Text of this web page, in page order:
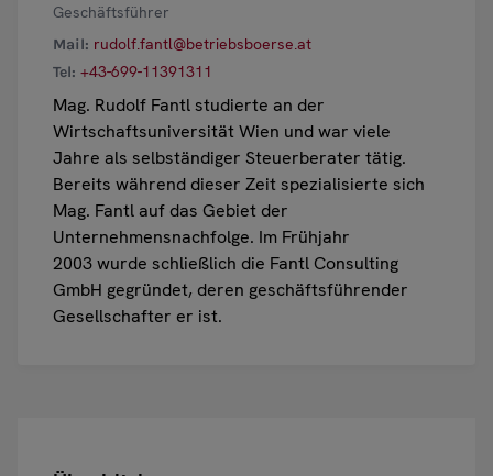
Geschäftsführer
Mail: rudolf.fantl@betriebsboerse.at
Tel: +43-699-11391311
Mag. Rudolf Fantl studierte an der
Wirtschaftsuniversität Wien und war viele
Jahre als selbständiger Steuerberater tätig.
Bereits während dieser Zeit spezialisierte sich
Mag. Fantl auf das Gebiet der
Unternehmensnachfolge. Im Frühjahr
2003wurde schließlich die Fantl Consulting
GmbH gegründet, deren geschäftsführender
Gesellschafter er ist.